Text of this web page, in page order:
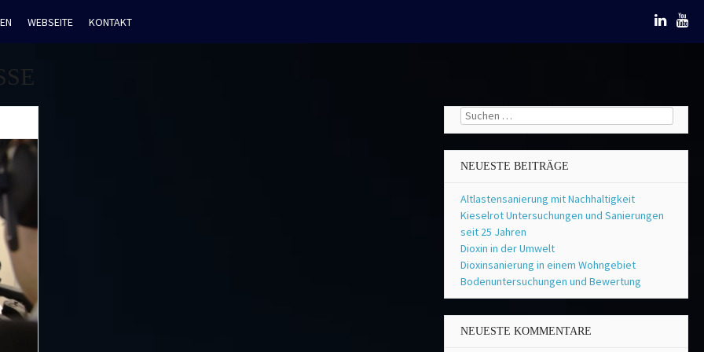
WEBSEITE KONTAKT
Suchen
nach:
NEUESTE BEITRÄGE
Altlastensanierung mit Nachhaltigkeit
Kieselrot Untersuchungen und Sanierungen
seit 25 Jahren
Dioxin in der Umwelt
Dioxinsanierung in einem Wohngebiet
Bodenuntersuchungen und Bewertung
NEUESTE KOMMENTARE